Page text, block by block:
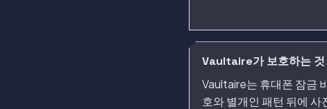
Vaultaire가 보호하는 것
Vaultaire는 휴대폰 잠금
호와 별개인 패턴 뒤에 사